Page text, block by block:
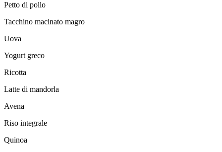
Petto di pollo
Tacchino macinato magro
Uova
Yogurt greco
Ricotta
Latte di mandorla
Avena
Riso integrale
Quinoa